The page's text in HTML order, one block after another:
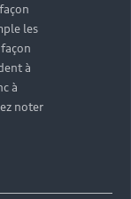
vous
et par
les
à
à
noter